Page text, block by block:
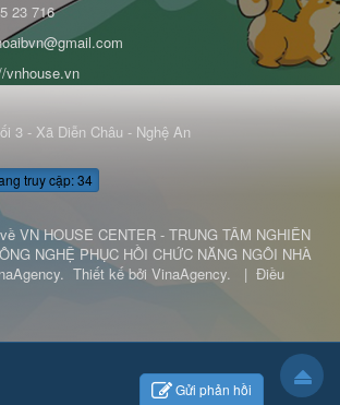
23 716
vnhouse.vn
3 - Xã Diễn Châu - Nghệ An
truy cập: 34
VN HOUSE CENTER - TRUNG TÂM NGHIÊN
NGHỆ PHỤC HỒI CHỨC NĂNG NGÔI NHÀ
. Thiết kế bởi VinaAgency. | Điều
Gửi phản hồi